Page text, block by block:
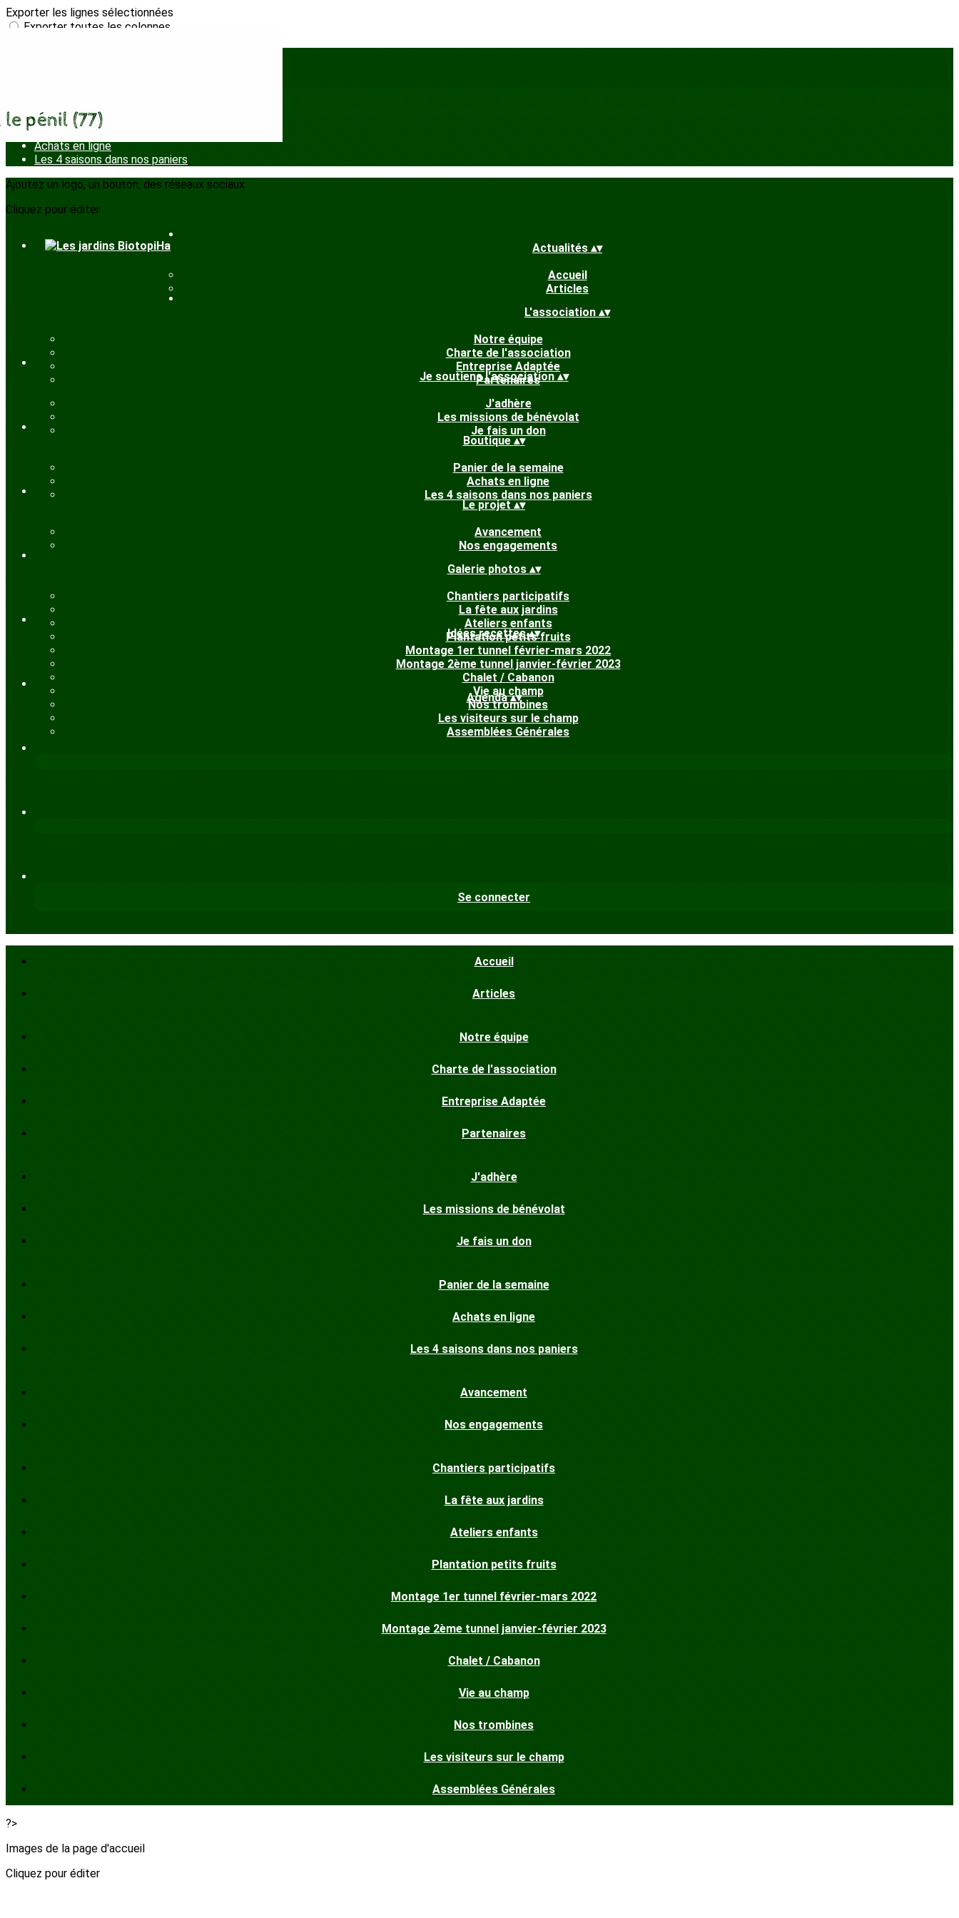
Exporter les lignes sélectionnées
Exporter toutes les colonnes
Panier de la semaine
Achats en ligne
Les 4 saisons dans nos paniers
Ajoutez un logo, un bouton, des réseaux sociaux
Cliquez pour éditer
Actualités ▴▾
Accueil
Articles
L'association ▴▾
Notre équipe
Charte de l'association
Entreprise Adaptée
Partenaires
Je soutiens l'association▴▾
J'adhère
Les missions de bénévolat
Je fais un don
Boutique▴▾
Panier de la semaine
Achats en ligne
Les 4 saisons dans nos paniers
Le projet▴▾
Avancement
Nos engagements
Galerie photos ▴▾
Chantiers participatifs
La fête aux jardins
Ateliers enfants
Plantation petits fruits
Montage 1er tunnel février-mars 2022
Montage 2ème tunnel janvier-février 2023
Chalet / Cabanon
Vie au champ
Nos trombines
Les visiteurs sur le champ
Assemblées Générales
Idées recettes▴▾
Agenda▴▾
Se connecter
Accueil
Articles
Notre équipe
Charte de l'association
Entreprise Adaptée
Partenaires
J'adhère
Les missions de bénévolat
Je fais un don
Panier de la semaine
Achats en ligne
Les 4 saisons dans nos paniers
Avancement
Nos engagements
Chantiers participatifs
La fête aux jardins
Ateliers enfants
Plantation petits fruits
Montage 1er tunnel février-mars 2022
Montage 2ème tunnel janvier-février 2023
Chalet / Cabanon
Vie au champ
Nos trombines
Les visiteurs sur le champ
Assemblées Générales
?>
Images de la page d'accueil
Cliquez pour éditer